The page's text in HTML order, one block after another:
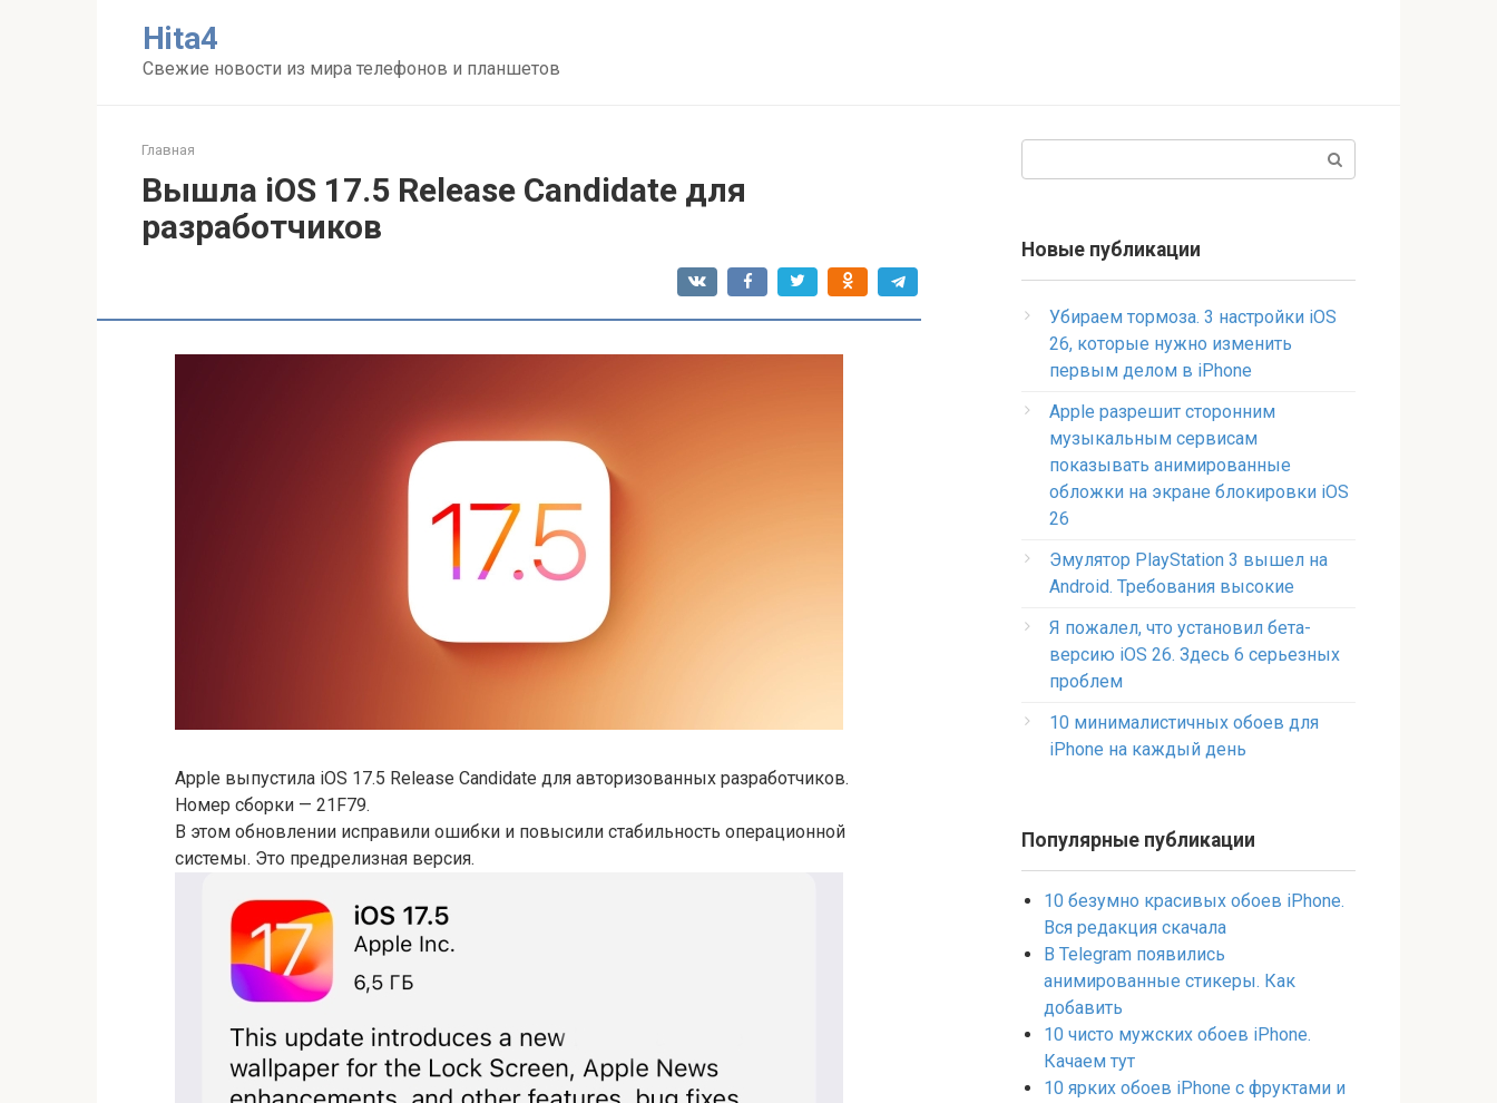
Нita4
Свежие новости из мира телефонов и планшетов
Главная
Вышла iOS 17.5 Release Candidate для
разработчиков
Apple выпустила iOS 17.5 Release Candidate для авторизованных разработчиков.
Номер сборки — 21F79.
В этом обновлении исправили ошибки и повысили стабильность операционной
системы. Это предрелизная версия.
Новые публикации
Убираем тормоза. 3 настройки iOS
26, которые нужно изменить
первым делом в iPhone
Apple разрешит сторонним
музыкальным сервисам
показывать анимированные
обложки на экране блокировки iOS
26
Эмулятор PlayStation 3 вышел на
Android. Требования высокие
Я пожалел, что установил бета-
версию iOS 26. Здесь 6 серьезных
проблем
10 минималистичных обоев для
iPhone на каждый день
Популярные публикации
10 безумно красивых обоев iPhone.
Вся редакция скачала
В Telegram появились
анимированные стикеры. Как
добавить
10 чисто мужских обоев iPhone.
Качаем тут
10 ярких обоев iPhone с фруктами и